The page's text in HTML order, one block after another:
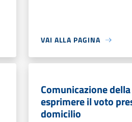
VAI ALLA PAGINA
Comunicazione
esprimere il voto
domicilio